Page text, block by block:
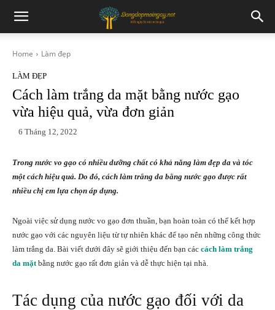
Home Làm đẹp
LÀM ĐẸP
Cách làm trắng da mặt bằng nước gạo
vừa hiệu quả, vừa đơn giản
6 Tháng 12, 2022
Trong nước vo gạo có nhiều dưỡng chất có khả năng làm đẹp da và tóc
một cách hiệu quả. Do đó, cách làm trắng da bằng nước gạo được rất
nhiều chị em lựa chọn áp dụng.
Ngoài việc sử dụng nước vo gạo đơn thuần, bạn hoàn toàn có thể kết hợp
nước gạo với các nguyên liệu từ tự nhiên khác để tạo nên những công thức
làm trắng da. Bài viết dưới đây sẽ giới thiệu đến bạn các cách làm trắng
da mặt bằng nước gạo rất đơn giản và dễ thực hiện tại nhà.
Tác dụng của nước gạo đối với da